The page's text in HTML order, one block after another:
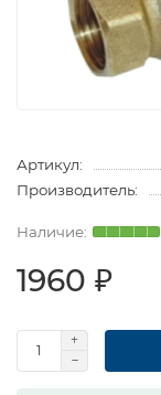
Артикул:
Производитель:
1960 ₽